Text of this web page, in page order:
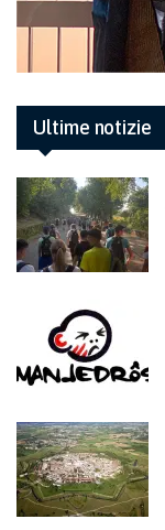
Ultime notizie